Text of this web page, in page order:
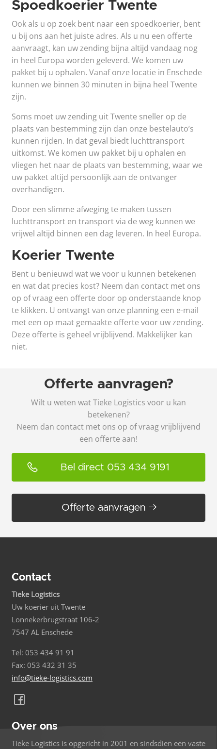
Spoedkoerier Twente
Ook als u op zoek bent naar een spoedkoerier, bent
u bij ons aan het juiste adres. Als u nu een offerte
aanvraagt, kan uw zending bijna altijd vandaag nog
in heel Europa worden geleverd. We komen uw
pakket bij u ophalen. Vanaf onze locatie in Enschede
kunnen we binnen 30 minuten in bijna heel Twente
zijn.
Soms moet uw zending uit Twente sneller op de
plaats van bestemming zijn dan onze bestelauto’s
kunnen rijden. In dat geval biedt luchttransport
uitkomst. We komen uw pakket bij u ophalen en
vliegen het naar de plaats van bestemming, waar we
uw pakket altijd persoonlijk aan de ontvanger
overhandigen.
Door een slimme afweging te maken tussen
luchttransport en transport via de weg kunnen we
vrijwel altijd binnen een dag leveren. In heel Europa.
Koerier Twente
Bent u benieuwd wat we voor u kunnen betekenen
en wat dat precies kost? Neem dan contact met ons
op of vraag een offerte door op onderstaande knop
te klikken. U ontvangt van onze planning een e-mail
met een op maat gemaakte offerte voor uw zending.
Deze offerte is geheel vrijblijvend. Makkelijker kan
niet.
Offerte aanvragen?
Wilt u weten wat Tieke Logistics voor u kan
betekenen?
Neem dan contact met ons op of vraag vrijblijvend
een offerte aan!
Bel direct 053 434 9191
Offerte aanvragen
Contact
Tieke Logistics
Uw koerier uit Twente
Lonnekerbrugstraat 106-2
7547 AL Enschede
Tel: 053 434 91 91
Fax: 053 432 31 35
info@tieke-logistics.com
Over ons
Tieke Logistics is opgericht in 2001 en sindsdien een vaste